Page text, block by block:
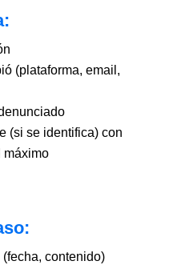
(plataforma, email,
(si se identifica) con
máximo
contenido)